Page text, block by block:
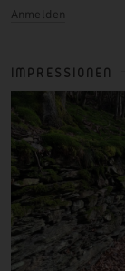
Anmelden
IMPRESSIONEN